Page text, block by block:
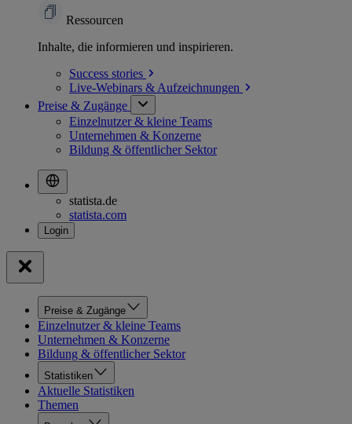
Ressourcen
Inhalte, die informieren und inspirieren.
Success stories
Live-Webinars & Aufzeichnungen
Preise & Zugänge
Einzelnutzer & kleine Teams
Unternehmen & Konzerne
Bildung & öffentlicher Sektor
statista.de
statista.com
Preise & Zugänge
Einzelnutzer & kleine Teams
Unternehmen & Konzerne
Bildung & öffentlicher Sektor
Statistiken
Aktuelle Statistiken
Themen